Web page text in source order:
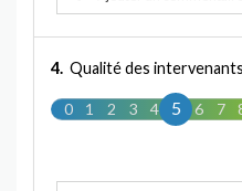
4. Qualité des
5
0 1 2 3 4 5 6 7